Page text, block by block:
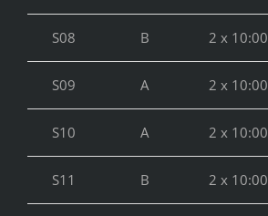
S08 B 2 x 10:00
S09 A 2 x 10:00
S10 A 2 x 10:00
S11 B 2 x 10:00